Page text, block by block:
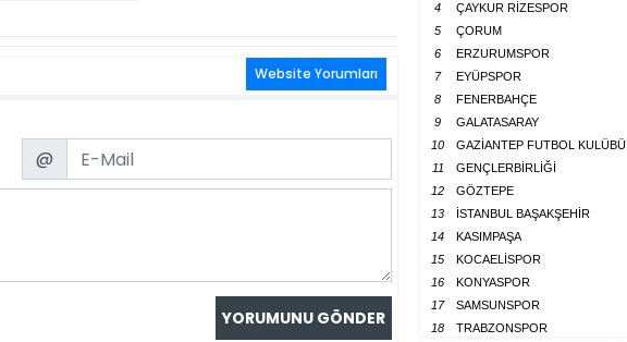
Website Yorumları
Email
@
4
ÇAYKUR RİZESPOR
5
ÇORUM
6
ERZURUMSPOR
7
EYÜPSPOR
8
FENERBAHÇE
9
GALATASARAY
10
GAZİANTEP FUTBOL KULÜBÜ
11
GENÇLERBİRLİĞİ
12
GÖZTEPE
13
İSTANBUL BAŞAKŞEHİR
14
KASIMPAŞA
15
KOCAELİSPOR
16
KONYASPOR
17
SAMSUNSPOR
18
TRABZONSPOR